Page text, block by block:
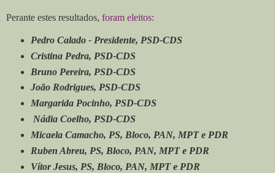
Perante estes resultados, foram eleitos:
Pedro Calado - Presidente, PSD-CDS
Cristina Pedra, PSD-CDS
Bruno Pereira, PSD-CDS
João Rodrigues, PSD-CDS
Margarida Pocinho, PSD-CDS
Nádia Coelho, PSD-CDS
Micaela Camacho, PS, Bloco, PAN, MPT e PDR
Ruben Abreu, PS, Bloco, PAN, MPT e PDR
Vítor Jesus, PS, Bloco, PAN, MPT e PDR